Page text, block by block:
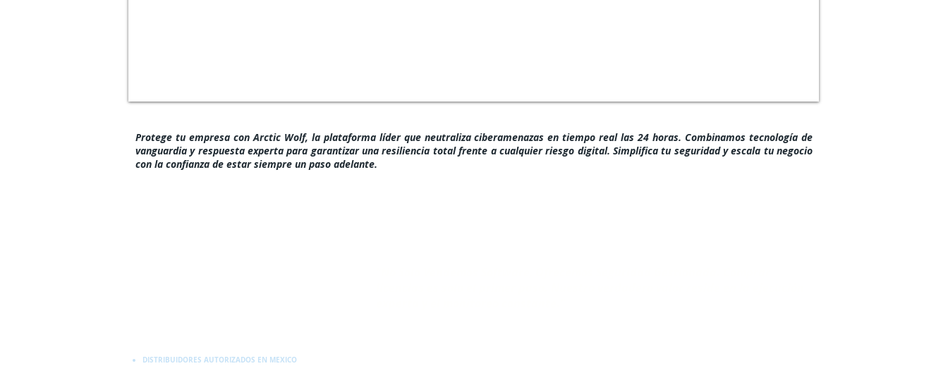
Protege tu empresa con Arctic Wolf, la plataforma líder que neutraliza ciberamenazas en tiempo real las 24 horas. Combinamos tecnología de
vanguardia y respuesta experta para garantizar una resiliencia total frente a cualquier riesgo digital. Simplifica tu seguridad y escala tu negocio
con la confianza de estar siempre un paso adelante.
DISTRIBUIDORES AUTORIZADOS EN MEXICO